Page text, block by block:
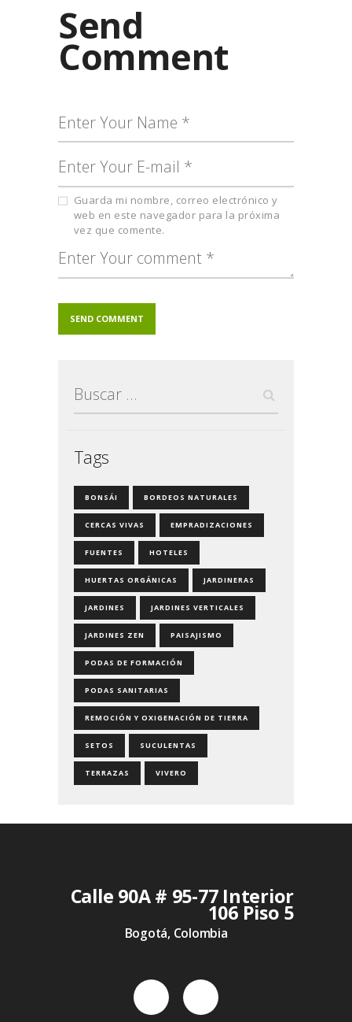
Send
Comment
Guarda mi nombre, correo electrónico y
web en este navegador para la próxima
vez que comente.
Tags
BONSÁI BORDEOS NATURALES
CERCAS VIVAS EMPRADIZACIONES
FUENTES HOTELES
HUERTAS ORGÁNICAS JARDINERAS
JARDINES JARDINES VERTICALES
JARDINES ZEN PAISAJISMO
PODAS DE FORMACIÓN
PODAS SANITARIAS
REMOCIÓN Y OXIGENACIÓN DE TIERRA
SETOS SUCULENTAS
TERRAZAS VIVERO
Calle 90A # 95-77 Interior
106 Piso 5
Bogotá, Colombia